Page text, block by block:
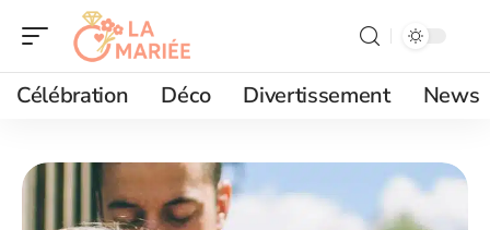
Célébration Déco Divertissement News